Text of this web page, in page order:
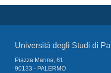
Università degli Studi di
Piazza Marina, 61
90133 - PALERMO